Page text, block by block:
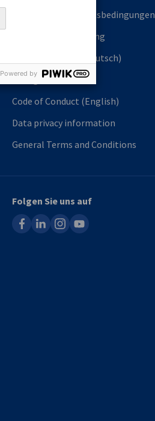
Allgemeine Geschäftsbedingungen
Datenschutzerklärung
Code of Conduct (Deutsch)
In English
Code of Conduct (English)
Data privacy information
General Terms and Conditions
Folgen Sie uns auf
facebooklinkedininstagram
youtube
Powered by